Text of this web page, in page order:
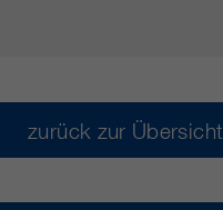
zurück zur Übersicht